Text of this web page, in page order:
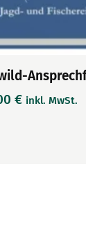
€ inkl. MwSt.